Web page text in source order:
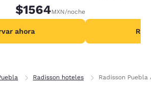
aplicarse cargos
adulto o niño
$1564MXN/noche
ahora
Radisson hoteles Radisson Puebla